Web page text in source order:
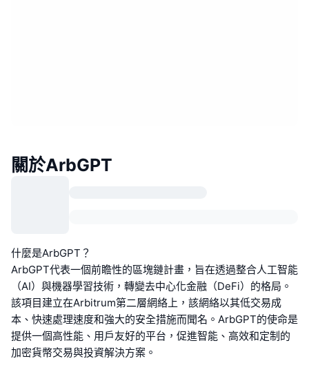
關於ArbGPT
什麼是ArbGPT？
ArbGPT代表一個前瞻性的區塊鏈計畫，旨在透過整合人工智能
（AI）與機器學習技術，轉變去中心化金融（DeFi）的格局。
該項目建立在Arbitrum第二層網絡上，該網絡以其低交易成
本、快速處理速度和強大的安全措施而聞名。ArbGPT的使命是
提供一個高性能、用戶友好的平台，促進智能、高效和定制的
加密貨幣交易與投資解決方案。